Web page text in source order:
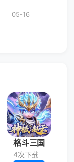
05-16
格斗三国
4次下载